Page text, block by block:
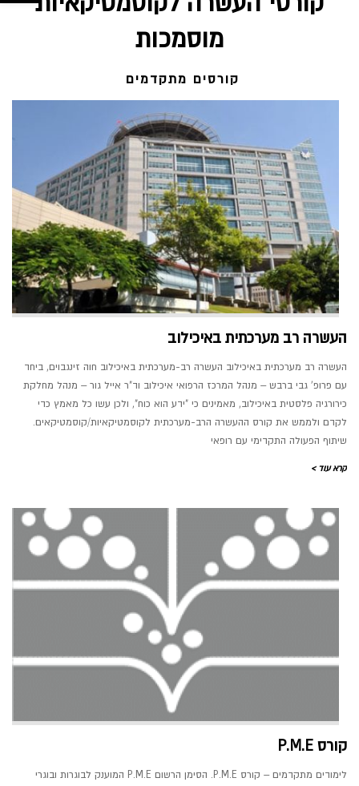
מוסמכות
קורסים מתקדמים
העשרה רב מערכתית באיכילוב
העשרה רב מערכתית באיכילוב העשרה רב-מערכתית באיכילוב חוה זינגבוים, ביחד
עם פרופ' גבי ברבש – מנהל המרכז הרפואי איכילוב וד"ר אייל גור – מנהל מחלקת
כירורגיה פלסטית באיכילוב, מאמינים כי "ידע הוא כוח", ולכן עשו כל מאמץ כדי
לקדם ולממש את קורס ההעשרה הרב-מערכתית לקוסמטיקאיות/קוסמטיקאים.
שיתוף הפעולה התקדימי עם רופאי
קרא עוד >
קורס P.M.E
לימודים מתקדמים – קורס P.M.E. הסימן הרשום P.M.E המוענק לבוגרות ובוגרי